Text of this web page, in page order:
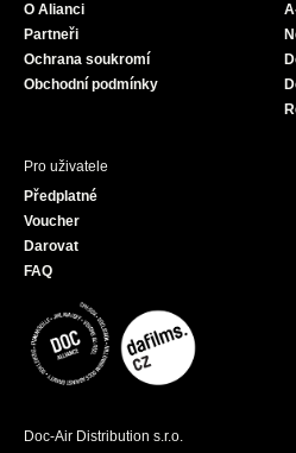
O Alianci
Partneři
Ochrana soukromí
Obchodní podmínky
Pro uživatele
Předplatné
Voucher
Darovat
FAQ
Doc-Air Distribution s.r.o.